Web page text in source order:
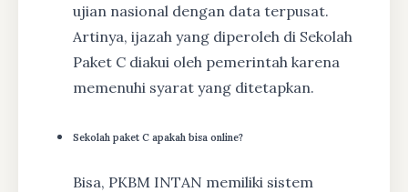
ujian nasional dengan data terpusat.
Artinya, ijazah yang diperoleh di Sekolah
Paket C diakui oleh pemerintah karena
memenuhi syarat yang ditetapkan.
Sekolah paket C apakah bisa online?
Bisa, PKBM INTAN memiliki sistem